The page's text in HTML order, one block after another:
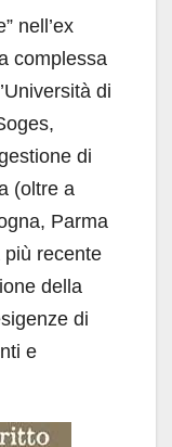
nell’ex
complessa
di
di
(oltre a
Parma
recente
della
di
e